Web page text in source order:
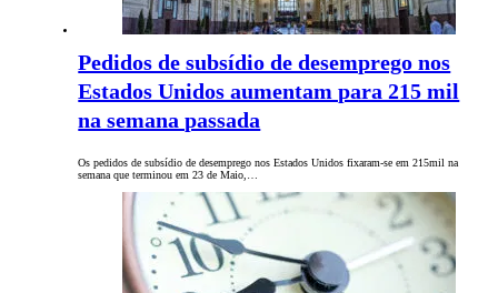
Pedidos de subsídio de desemprego nos
Estados Unidos aumentam para 215 mil
na semana passada
Os pedidos de subsídio de desemprego nos Estados Unidos fixaram-se em 215mil na
semana que terminou em 23 de Maio,…